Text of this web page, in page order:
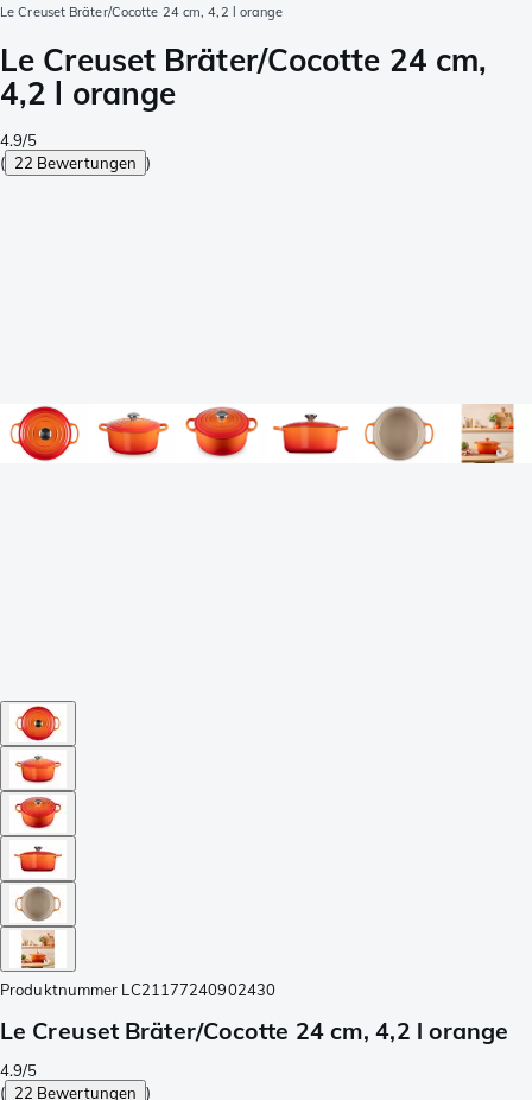
Le Creuset Bräter/Cocotte 24 cm, 4,2 l orange
Le Creuset Bräter/Cocotte 24 cm,
4,2 l orange
4.9/5
( 22 Bewertungen )
Produktnummer LC21177240902430
Le Creuset Bräter/Cocotte 24 cm, 4,2 l orange
4.9/5
( 22 Bewertungen )